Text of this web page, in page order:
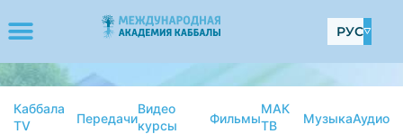
РУС
Каббала
TV
Передачи
Видео
курсы
Фильмы
МАК
ТВ
МузыкаАудио